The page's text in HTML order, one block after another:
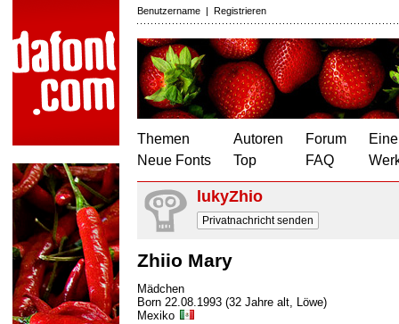
Benutzername | Registrieren
Themen
Neue Fonts
Autoren
Top
Forum
FAQ
lukyZhio
Privatnachricht senden
Zhiio Mary
Mädchen
Born 22.08.1993 (32 Jahre alt, Löwe)
Mexiko